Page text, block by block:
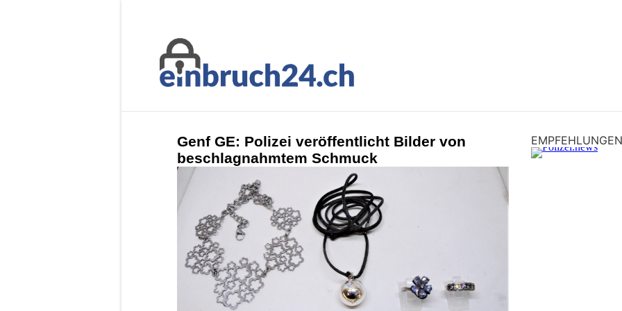
Genf GE: Polizei veröffentlicht Bilder von
beschlagnahmtem Schmuck
EMPFEHLUNGEN